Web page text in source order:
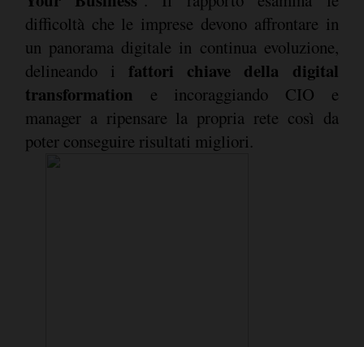
difficoltà che le imprese devono affrontare in
un panorama digitale in continua evoluzione,
delineando i fattori chiave della digital
transformation e incoraggiando CIO e
manager a ripensare la propria rete così da
poter conseguire risultati migliori.